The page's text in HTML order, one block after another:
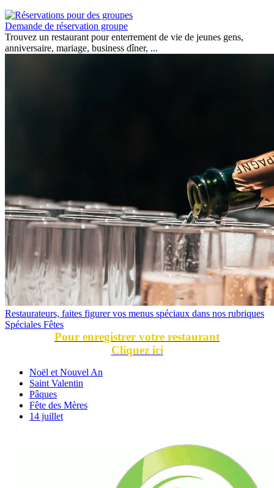
Demande de réservation groupe
Trouvez un restaurant pour enterrement de vie de jeunes gens,
anniversaire, mariage, business dîner, ...
Restaurateurs, faites figurer vos menus spéciaux dans nos rubriques
Spéciales Fêtes
Pour enregistrer votre restaurant
Cliquez ici
Noël et Nouvel An
Saint Valentin
Pâques
Fête des Mères
14 juillet